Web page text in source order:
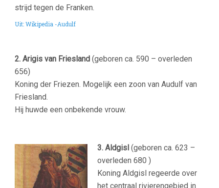
strijd tegen de Franken.
Uit: Wikipedia -Audulf
2. Arigis van Friesland (geboren ca. 590 – overleden
656)
Koning der Friezen. Mogelijk een zoon van Audulf van
Friesland.
Hij huwde een onbekende vrouw.
3. Aldgisl (geboren ca. 623 –
overleden 680 )
Koning Aldgisl regeerde over
het centraal rivierengebied in